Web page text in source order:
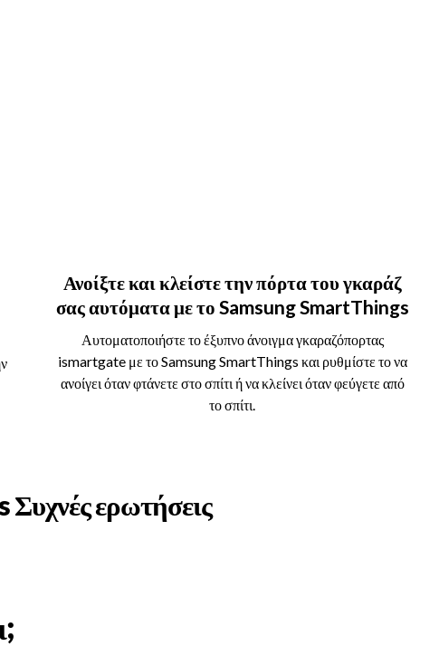
Ανοίξτε και κλείστε την πόρτα του γκαράζ
σας αυτόματα με το Samsung SmartThings
Αυτοματοποιήστε το έξυπνο άνοιγμα γκαραζόπορτας
ismartgate με το Samsung SmartThings και ρυθμίστε το να
ανοίγει όταν φτάνετε στο σπίτι ή να κλείνει όταν φεύγετε από
το σπίτι.
ερωτήσεις